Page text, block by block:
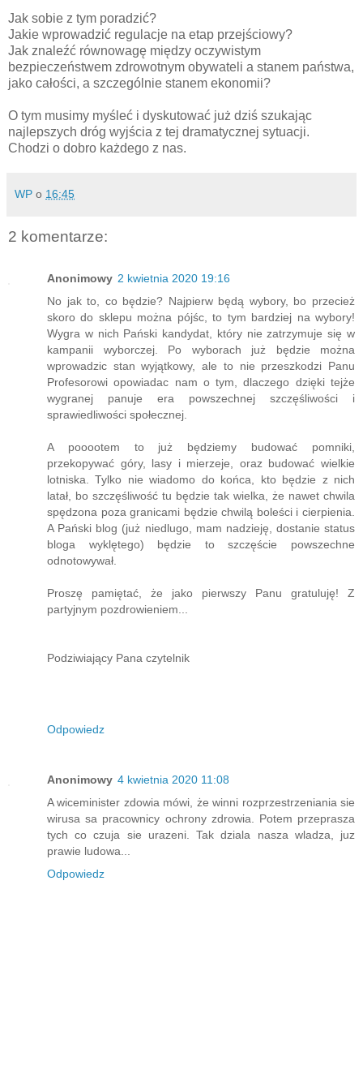
Jak sobie z tym poradzić?
Jakie wprowadzić regulacje na etap przejściowy?
Jak znaleźć równowagę między oczywistym
bezpieczeństwem zdrowotnym obywateli a stanem państwa,
jako całości, a szczególnie stanem ekonomii?
O tym musimy myśleć i dyskutować już dziś szukając
najlepszych dróg wyjścia z tej dramatycznej sytuacji.
Chodzi o dobro każdego z nas.
WP o 16:45
2 komentarze:
Anonimowy 2 kwietnia 2020 19:16
No jak to, co będzie? Najpierw będą wybory, bo przecież
skoro do sklepu można pójśc, to tym bardziej na wybory!
Wygra w nich Pański kandydat, który nie zatrzymuje się w
kampanii wyborczej. Po wyborach już będzie można
wprowadzic stan wyjątkowy, ale to nie przeszkodzi Panu
Profesorowi opowiadac nam o tym, dlaczego dzięki tejże
wygranej panuje era powszechnej szczęśliwości i
sprawiedliwości społecznej.
A pooootem to już będziemy budować pomniki,
przekopywać góry, lasy i mierzeje, oraz budować wielkie
lotniska. Tylko nie wiadomo do końca, kto będzie z nich
latał, bo szczęśliwość tu będzie tak wielka, że nawet chwila
spędzona poza granicami będzie chwilą boleści i cierpienia.
A Pański blog (już niedlugo, mam nadzieję, dostanie status
bloga wyklętego) będzie to szczęście powszechne
odnotowywał.
Proszę pamiętać, że jako pierwszy Panu gratuluję! Z
partyjnym pozdrowieniem...
Podziwiający Pana czytelnik
Odpowiedz
Anonimowy 4 kwietnia 2020 11:08
A wiceminister zdowia mówi, że winni rozprzestrzeniania sie
wirusa sa pracownicy ochrony zdrowia. Potem przeprasza
tych co czuja sie urazeni. Tak dziala nasza wladza, juz
prawie ludowa...
Odpowiedz